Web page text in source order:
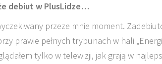
debiut w PlusLidze…
przeze mnie moment.
prawie pełnych trybunach w hali
tylko w telewizji, jak grają w